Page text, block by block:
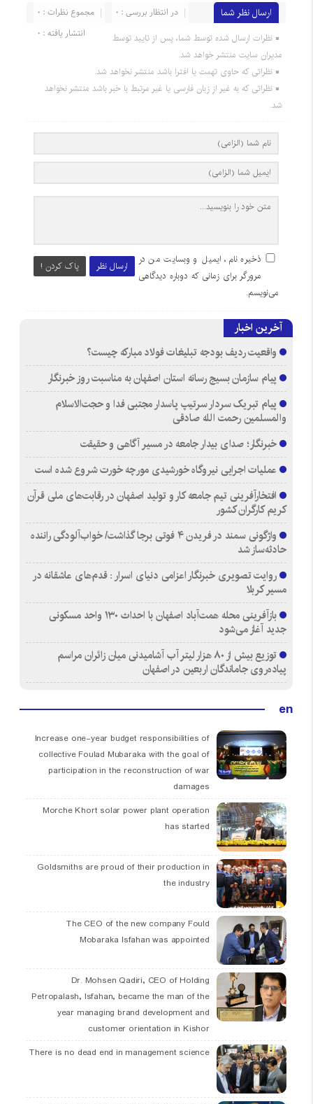
ارسال نظر شما مجموع نظرات : 0
در انتظار بررسی : 0
انتشار یافته : 0
نظرات ارسال شده توسط شما، پس از تایید توسط
مدیران سایت منتشر خواهد شد.
نظراتی که حاوی تهمت یا افترا باشد منتشر نخواهد شد.
نظراتی که به غیر از زبان فارسی یا غیر مرتبط با خبر باشد منتشر نخواهد
شد.
ارسال نظر پاک کردن !
ذخیره نام، ایمیل و وبسایت من در
مرورگر برای زمانی که دوباره دیدگاهی
می‌نویسم.
آخرین اخبار
واقعیت ردیف بودجه تبلیغات فولاد مبارکه چیست؟
پیام سازمان بسیج رسانه استان اصفهان به مناسبت روز خبرنگار
پیام تبریک سردار سرتیپ پاسدار مجتبی فدا و حجت‌الاسلام
والمسلمین رحمت الله صادقی
خبرنگار؛ صدای بیدار جامعه در مسیر آگاهی و حقیقت
عملیات اجرایی نیروگاه خورشیدی مورچه خورت شروع شده است
افتخارآفرینی تیم جامعه کار و تولید اصفهان در رقابت‌های ملی قرآن
کریم کارگران کشور
واژگونی سمند در فریدن ۴ فوتی برجا گذاشت/ خواب‌آلودگی راننده
حادثه‌ساز شد
روایت تصویری خبرنگار اعزامی دنیای اسرار : قدم‌های عاشقانه در
مسیر کربلا
بازآفرینی محله همت‌آباد اصفهان با احداث ۱۳۰ واحد مسکونی
جدید آغاز می‌شود
توزیع بیش از ۸۰ هزار لیتر آب آشامیدنی میان زائران مراسم
پیاده‌روی جاماندگان اربعین در اصفهان
en
Increase one-year budget responsibilities of
collective Foulad Mubaraka with the goal of
participation in the reconstruction of war
damages
Morche Khort solar power plant operation
has started
Goldsmiths are proud of their production in
the industry
The CEO of the new company Fould
Mobaraka Isfahan was appointed
Dr. Mohsen Qadiri, CEO of Holding
Petropalash, Isfahan, became the man of the
year managing brand development and
customer orientation in Kishor
There is no dead end in management science